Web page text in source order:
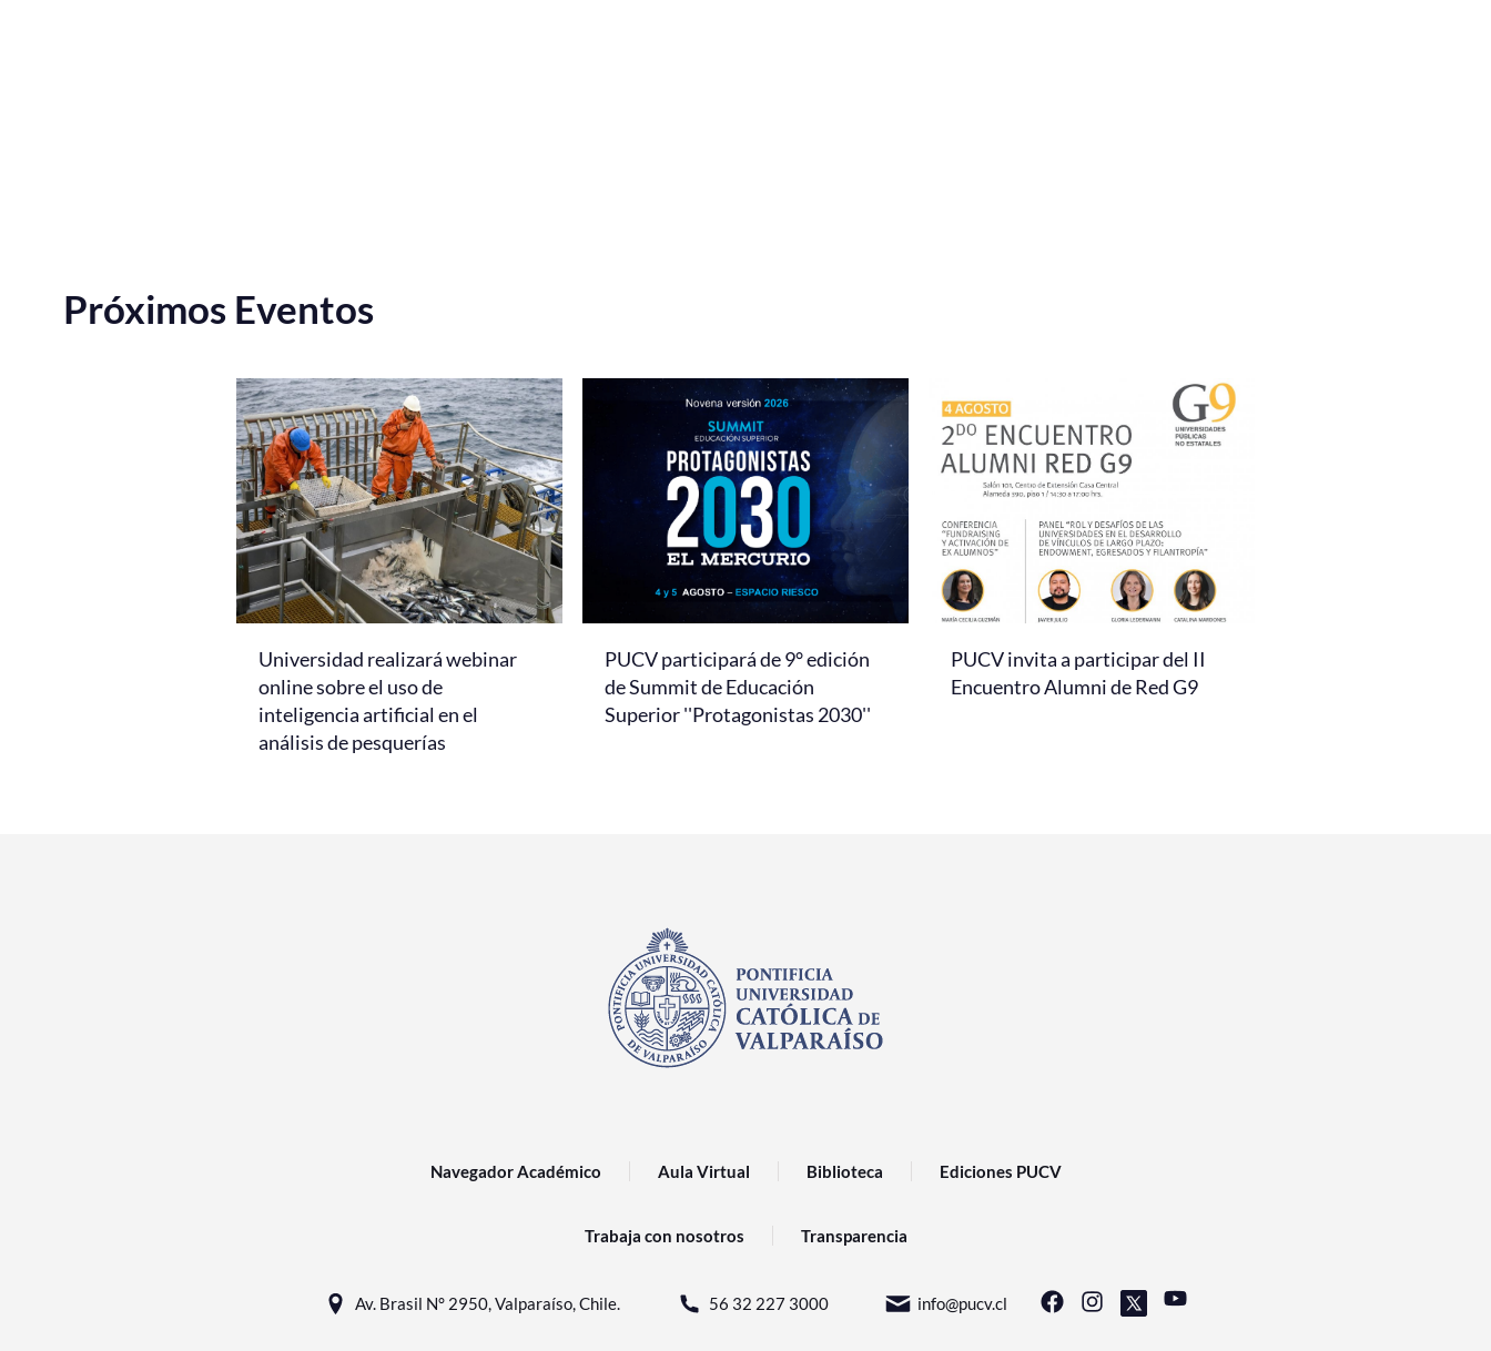
Próximos Eventos
Universidad realizará webinar
online sobre el uso de
inteligencia artificial en el
análisis de pesquerías
PUCV participará de 9° edición
de Summit de Educación
Superior ''Protagonistas 2030''
PUCV invita a participar del II
Encuentro Alumni de Red G9
Navegador Académico Aula Virtual Biblioteca Ediciones PUCV
Trabaja con nosotros Transparencia
Av. Brasil N° 2950, Valparaíso, Chile. 56 32 227 3000 info@pucv.cl